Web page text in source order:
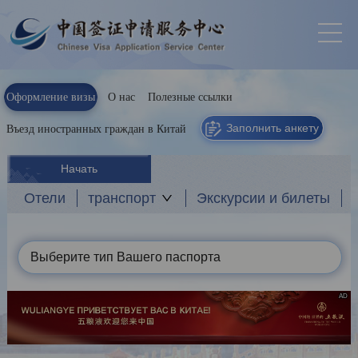
Оформление визы О нас Полезные ссылки
Въезд иностранных граждан в Китай Заполнить анкету
Начать
Отели транспорт Экскурсии и билеты
Выберите тип Вашего паспорта
AD